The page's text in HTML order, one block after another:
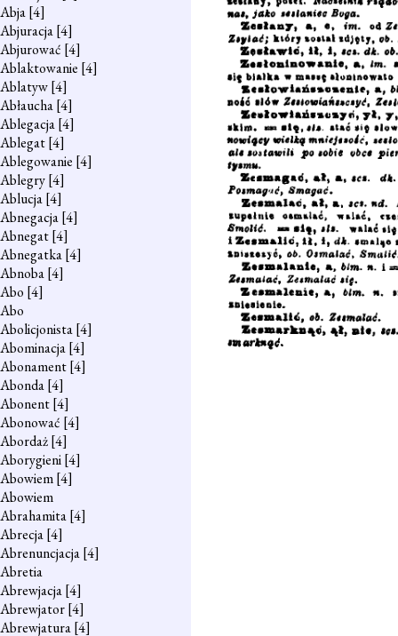
Abja[4]
Abjuracja[4]
Abjurować [4]
Ablaktowanie [4]
Ablatyw[4]
Abłaucha[4]
Ablegacja[4]
Ablegat[4]
Ablegowanie [4]
Ablegry[4]
Ablucja[4]
Abnegacja[4]
Abnegat[4]
Abnegatka[4]
Abnoba[4]
Abo [4]
Abo
Abolicjonista[4]
Abominacja[4]
Abonament[4]
Abonda[4]
Abonent[4]
Abonować [4]
Abordaż[4]
Aborygieni[4]
Abowiem[4]
Abowiem
Abrahamita[4]
Abrecja[4]
Abrenuncjacja[4]
Abretia
Abrewjacja[4]
Abrewjator[4]
Abrewjatura[4]